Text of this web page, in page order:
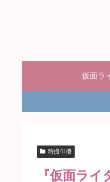
仮面ラ
特撮俳優
『仮面ラ